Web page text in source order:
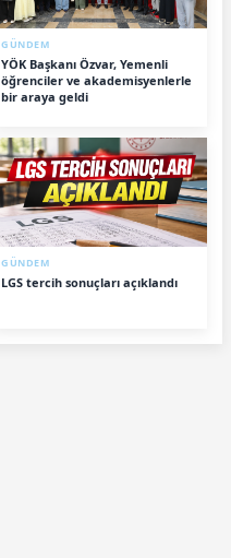
GÜNDEM
YÖK Başkanı Özvar, Yemenli
öğrenciler ve akademisyenlerle
bir araya geldi
GÜNDEM
LGS tercih sonuçları açıklandı